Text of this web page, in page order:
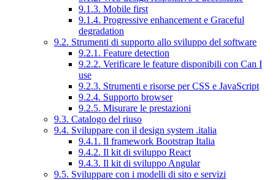
9.1.3. Mobile first
9.1.4. Progressive enhancement e Graceful
degradation
9.2. Strumenti di supporto allo sviluppo del software
9.2.1. Feature detection
9.2.2. Verificare le feature disponibili con Can I
use
9.2.3. Strumenti e risorse per CSS e JavaScript
9.2.4. Supporto browser
9.2.5. Misurare le prestazioni
9.3. Catalogo del riuso
9.4. Sviluppare con il design system .italia
9.4.1. Il framework Bootstrap Italia
9.4.2. Il kit di sviluppo React
9.4.3. Il kit di sviluppo Angular
9.5. Sviluppare con i modelli di sito e servizi